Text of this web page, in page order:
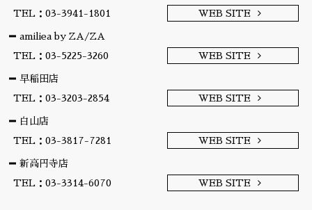
TEL：03-3941-1801
WEB SITE
amiliea by ZA/ZA
TEL：03-5225-3260
WEB SITE
早稲田店
TEL：03-3203-2854
WEB SITE
白山店
TEL：03-3817-7281
WEB SITE
新高円寺店
TEL：03-3314-6070
WEB SITE